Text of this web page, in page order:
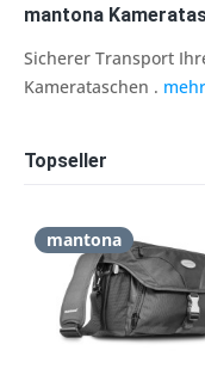
mantona
Sicherer Transport
Kamerataschen .
Topseller
mantona